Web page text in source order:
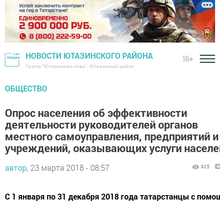
НОВОСТИ ЮТАЗИНСКОГО РАЙОНА
Газета "Ютазинская новь" - Ютазинский район
16+
ОБЩЕСТВО
Опрос населения об эффективности
деятельности руководителей органов
местного самоуправления, предприятий и
учреждений, оказывающих услуги
автор, 23 марта 2018 - 08:57 925
С 1 января по 31 декабря 2018 года татарстанцы с